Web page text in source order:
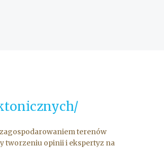
terenów
tworzeniu opinii i ekspertyz na